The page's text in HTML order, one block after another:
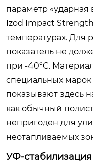
параметр
Izod Impact
температурах. Для
показатель не
при -40°C.
специальных марок
показывают здесь
как обычный
непригоден для
неотапливаемых
УФ-